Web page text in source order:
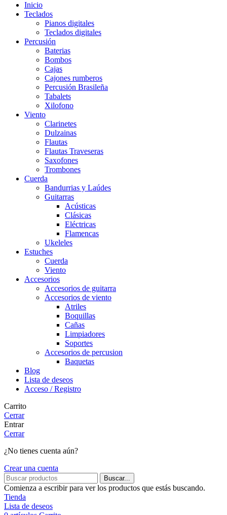
Inicio
Teclados
Pianos digitales
Teclados digitales
Percusión
Baterias
Bombos
Cajas
Cajones rumberos
Percusión Brasileña
Tabalets
Xilofono
Viento
Clarinetes
Dulzainas
Flautas
Flautas Traveseras
Saxofones
Trombones
Cuerda
Bandurrias y Laúdes
Guitarras
Acústicas
Clásicas
Eléctricas
Flamencas
Ukeleles
Estuches
Cuerda
Viento
Accesorios
Accesorios de guitarra
Accesorios de viento
Atriles
Boquillas
Cañas
Limpiadores
Soportes
Accesorios de percusion
Baquetas
Blog
Lista de deseos
Acceso / Registro
Carrito
Cerrar
Entrar
Cerrar
¿No tienes cuenta aún?
Crear una cuenta
Buscar...
Comienza a escribir para ver los productos que estás buscando.
Tienda
Lista de deseos